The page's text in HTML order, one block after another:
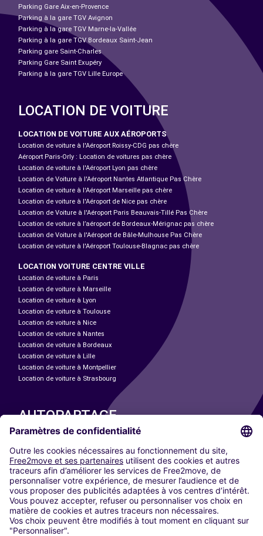
Parking Gare Aix-en-Provence
Parking à la gare TGV Avignon
Parking à la gare TGV Marne-la-Vallée
Parking à la gare TGV Bordeaux Saint-Jean
Parking gare Saint-Charles
Parking Gare Saint Exupéry
Parking à la gare TGV Lille Europe
LOCATION DE VOITURE
LOCATION DE VOITURE AUX AÉROPORTS
Location de voiture à l'Aéroport Roissy-CDG pas chère
Aéroport Paris-Orly : Location de voitures pas chère
Location de voiture à l'Aéroport Lyon pas chère
Location de Voiture à l'Aéroport Nantes Atlantique Pas Chère
Location de voiture à l'Aéroport Marseille pas chère
Location de voiture à l'Aéroport de Nice pas chère
Location de Voiture à l'Aéroport Paris Beauvais-Tillé Pas Chère
Location de voiture à l’aéroport de Bordeaux-Mérignac pas chère
Location de Voiture à l'Aéroport de Bâle-Mulhouse Pas Chère
Location de voiture à l'Aéroport Toulouse-Blagnac pas chère
LOCATION VOITURE CENTRE VILLE
Location de voiture à Paris
Location de voiture à Marseille
Location de voiture à Lyon
Location de voiture à Toulouse
Location de voiture à Nice
Location de voiture à Nantes
Location de voiture à Bordeaux
Location de voiture à Lille
Location de voiture à Montpellier
Location de voiture à Strasbourg
AUTOPARTAGE
Paris
Madrid
Washington DC
Milan
Rome
Turin
Vienne
Berlin